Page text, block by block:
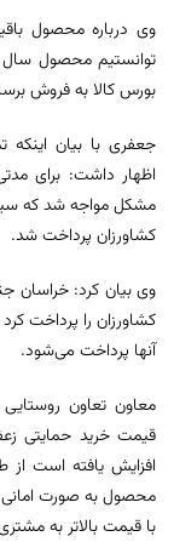
وی درباره محصول
توانستیم محصول سال
بورس کالا به فروش
جعفری با بیان اینکه
اظهار داشت: برای
مشکل مواجه شد که
کشاورزان پرداخت شد.
وی بیان کرد: خراسان
کشاورزان را پرداخت
آنها پرداخت می‌شود.
معاون تعاون
قیمت خرید حمایتی
افزایش یافته است
محصول به صورت امانی
با قیمت بالاتر به